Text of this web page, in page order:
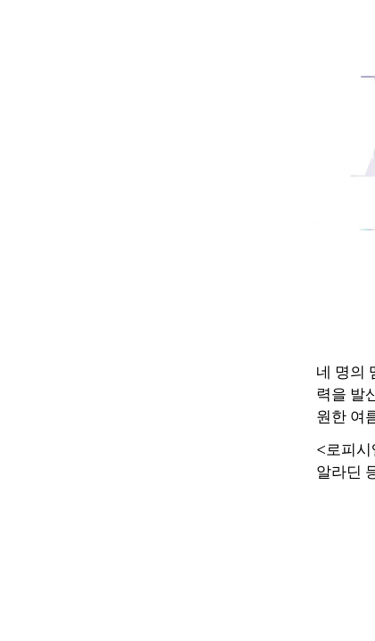
네 명의
력을 발
원한 여
<로피시
알라딘